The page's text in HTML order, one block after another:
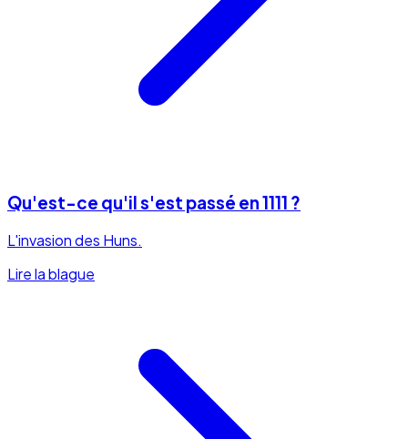
Qu'est-ce qu'il s'est passé en 1111 ?
L'invasion des Huns.
Lire la blague